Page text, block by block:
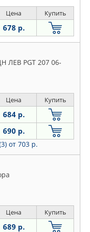
Цена Купить
678 р.
ЛЕВ PGT 207 06-
Цена Купить
684 р.
690 р.
от 703 р.
Цена Купить
689 р.